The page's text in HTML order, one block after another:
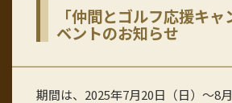
「仲間とゴルフ応援キ
ベントのお知らせ
期間は、2025年7月20日（日）～8